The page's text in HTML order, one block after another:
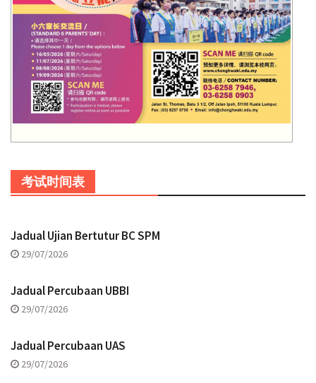
考试时间表
Jadual Ujian Bertutur BC SPM
29/07/2026
Jadual Percubaan UBBI
29/07/2026
Jadual Percubaan UAS
29/07/2026